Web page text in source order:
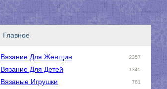
Главное
Вязание Для Женщин 2357
Вязание Для Детей 1345
Вязаные Игрушки 781